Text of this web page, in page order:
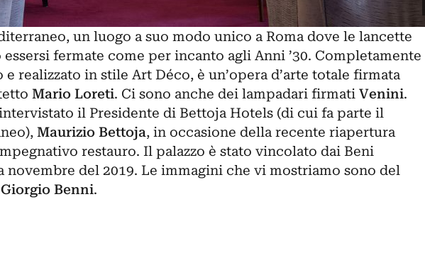
un luogo a suo modo unico a Roma dove le lancette
essersi fermate come per incanto agli Anni ’30. Completamente
realizzato in stile Art Déco, è un’opera d’arte totale firmata
Mario Loreti. Ci sono anche dei lampadari firmati Venini.
il Presidente di Bettoja Hotels (di cui fa parte il
Maurizio Bettoja, in occasione della recente riapertura
restauro. Il palazzo è stato vincolato dai Beni
novembre del 2019. Le immagini che vi mostriamo sono del
Giorgio Benni.